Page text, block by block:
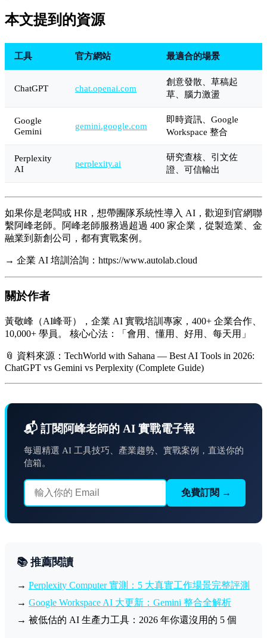
本文提到的資源
工具 官方網站 最適合的場景
ChatGPT chat.openai.com
創意發散、草稿起
草、腦力激盪
Google
Gemini
gemini.google.com
即時資訊、Google
Workspace 整合
Perplexity
AI
perplexity.ai
研究查核、引文佐
證、可信輸出
如果你是老闆或 HR，想帶團隊系統性導入 AI，歡迎到官網聯
繫阿峰老師。阿峰老師服務過超過 400 家企業，從製造業、金
融業到新創公司，都有實戰案例。
→ 企業 AI 培訓洽詢：https://www.autolab.cloud
關於作者
黃敬峰（AI峰哥），企業 AI 實戰培訓專家，400+ 企業合作、
10,000+ 學員。 核心心法：「會用、懂用、好用、每天用」
📎 資料來源：TechWorld with Sahana — Best AI Tools in 2026:
ChatGPT vs Gemini vs Perplexity (Complete Guide)
📬 訂閱阿峰老師的 AI 實戰電子報
每週精選 AI 工具技巧、產業趨勢、實戰案例，直送你的
信箱。
免費訂閱 →
📚 推薦閱讀
→ Perplexity Computer 實測：5 大真實工作場景完整評測
→ Google Workspace AI 大更新：Gemini 整合全解析
→ 被低估的 AI 生產力工具：2026 年你還沒用的 5 個